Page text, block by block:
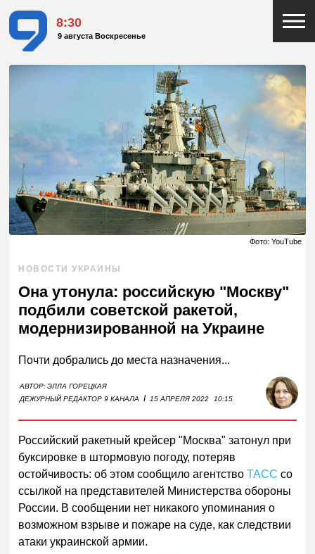
8:30
9 августа Воскресенье
Фото: YouTube
НОВОСТИ УКРАИНЫ
Она утонула: российскую "Москву"
подбили советской ракетой,
модернизированной на Украине
Почти добрались до места назначения...
АВТОР:ЭЛЛА ГОРЕЦКАЯ
ДЕЖУРНЫЙ РЕДАКТОР 9 КАНАЛА
I 15 АПРЕЛЯ 2022 10:15
Российский ракетный крейсер "Москва" затонул при
буксировке в штормовую погоду, потеряв
остойчивость: об этом сообщило агентство ТАСС со
ссылкой на представителей Министерства обороны
России. В сообщении нет никакого упоминания о
возможном взрыве и пожаре на суде, как следствии
атаки украинской армии.